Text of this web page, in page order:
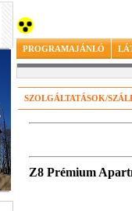
PROGRAMAJÁNLÓ
SZOLGÁLTATÁSOK/
Z8 Prémium